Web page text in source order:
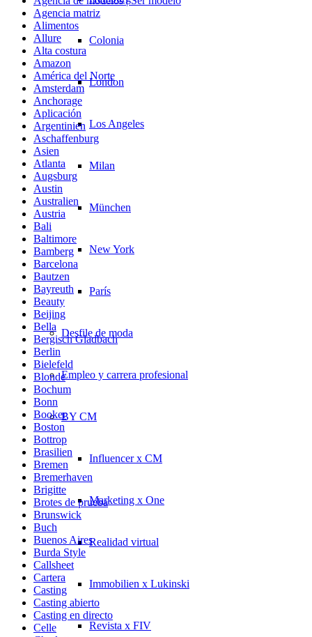
Colonia
London
Los Angeles
Milan
München
New York
París
Desfile de moda
Empleo y carrera profesional
BY CM
Influencer x CM
Marketing x One
Realidad virtual
Immobilien x Lukinski
Revista x FIV
Agencia matriz
Alimentos
Allure
Alta costura
Amazon
América del Norte
Amsterdam
Anchorage
Aplicación
Argentinien
Aschaffenburg
Asien
Atlanta
Augsburg
Austin
Australien
Austria
Bali
Baltimore
Bamberg
Barcelona
Bautzen
Bayreuth
Beauty
Beijing
Bella
Bergisch Gladbach
Berlin
Bielefeld
Blonde
Bochum
Bonn
Booker
Boston
Bottrop
Brasilien
Bremen
Bremerhaven
Brigitte
Brotes de prueba
Brunswick
Buch
Buenos Aires
Burda Style
Callsheet
Cartera
Casting
Casting abierto
Casting en directo
Celle